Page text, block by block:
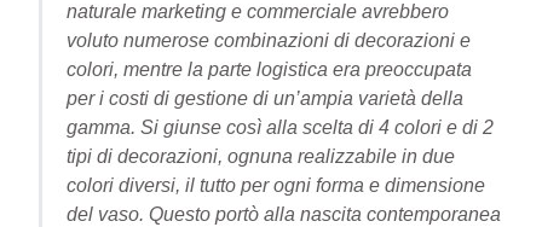
naturale marketing e commerciale avrebbero
voluto numerose combinazioni di decorazioni e
colori, mentre la parte logistica era preoccupata
per i costi di gestione di un’ampia varietà della
gamma. Si giunse così alla scelta di 4 colori e di 2
tipi di decorazioni, ognuna realizzabile in due
colori diversi, il tutto per ogni forma e dimensione
del vaso. Questo portò alla nascita contemporanea